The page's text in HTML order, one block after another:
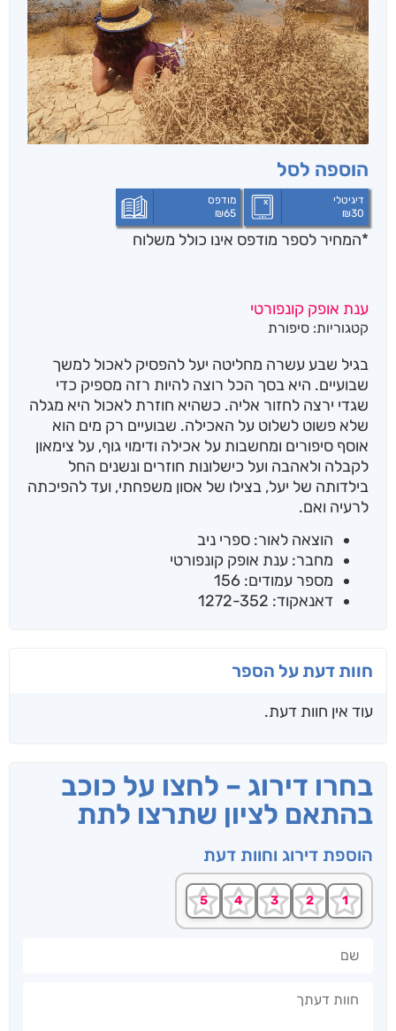
הוספה לסל
דיגיטלי
₪30
מודפס
₪65
*המחיר לספר מודפס אינו כולל משלוח
ענת אופק קונפורטי
קטגוריות: סיפורת
בגיל שבע עשרה מחליטה יעל להפסיק לאכול למשך
שבועיים. היא בסך הכל רוצה להיות רזה מספיק כדי
שגדי ירצה לחזור אליה. כשהיא חוזרת לאכול היא מגלה
שלא פשוט לשלוט על האכילה. שבועיים רק מים הוא
אוסף סיפורים ומחשבות על אכילה ודימוי גוף, על צימאון
לקבלה ולאהבה ועל כישלונות חוזרים ונשנים החל
בילדותה של יעל, בצילו של אסון משפחתי, ועד להפיכתה
לרעיה ואם.
הוצאה לאור: ספרי ניב
מחבר: ענת אופק קונפורטי
מספר עמודים: 156
דאנאקוד: 1272-352
חוות דעת על הספר
עוד אין חוות דעת.
בחרו דירוג – לחצו על כוכב
בהתאם לציון שתרצו לתת
הוספת דירוג וחוות דעת